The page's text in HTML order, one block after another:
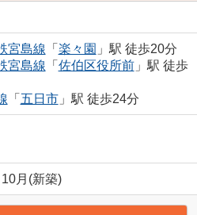
宮島線 「 楽々園 」駅 徒歩20分
宮島線 「 佐伯区役所前」駅 徒歩
「 五日市」駅 徒歩24分
月(新築)